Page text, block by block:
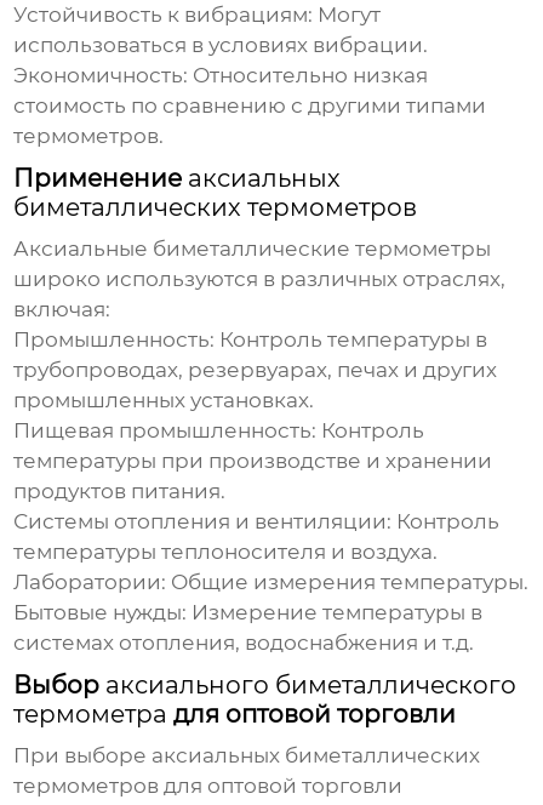
Устойчивость к вибрациям: Могут
использоваться в условиях вибрации.
Экономичность: Относительно низкая
стоимость по сравнению с другими типами
термометров.
Применение аксиальных
биметаллических термометров
Аксиальные биметаллические термометры
широко используются в различных отраслях,
включая:
Промышленность: Контроль температуры в
трубопроводах, резервуарах, печах и других
промышленных установках.
Пищевая промышленность: Контроль
температуры при производстве и хранении
продуктов питания.
Системы отопления и вентиляции: Контроль
температуры теплоносителя и воздуха.
Лаборатории: Общие измерения температуры.
Бытовые нужды: Измерение температуры в
системах отопления, водоснабжения и т.д.
Выбор аксиального биметаллического
термометра для оптовой торговли
При выборе аксиальных биметаллических
термометров для оптовой торговли